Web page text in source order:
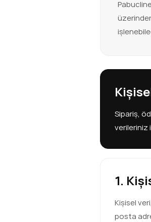
Sipariş,
verileriniz
1.
Kişisel
posta